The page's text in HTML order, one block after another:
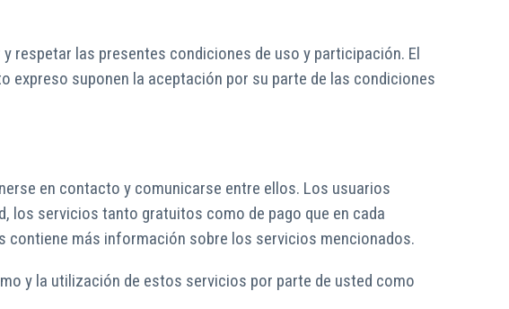
respetar las presentes condiciones de uso y participación. El
suponen la aceptación por su parte de las condiciones
en contacto y comunicarse entre ellos. Los usuarios
los servicios tanto gratuitos como de pago que en cada
más información sobre los servicios mencionados.
y la utilización de estos servicios por parte de usted como